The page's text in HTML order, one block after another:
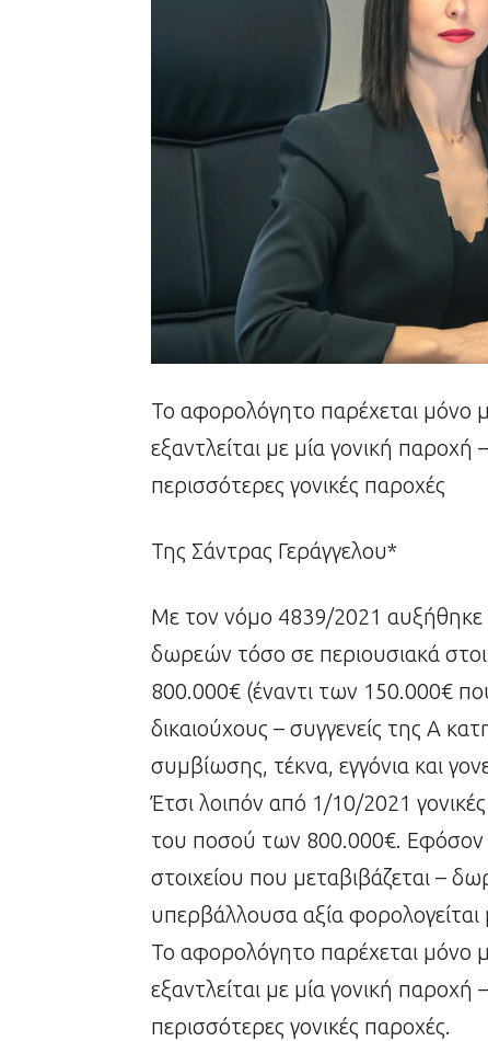
Το αφορολόγητο παρέχεται
εξαντλείται με μία γονική
περισσότερες γονικές παροχές
Της Σάντρας Γεράγγελου*
Με τον νόμο 4839/2021
δωρεών τόσο σε περιουσιακά
800.000€ (έναντι των 150.000€
δικαιούχους – συγγενείς της Α
συμβίωσης, τέκνα, εγγόνια και
Έτσι λοιπόν από 1/10/2021
του ποσού των 800.000€. Εφόσον
στοιχείου που μεταβιβάζεται –
υπερβάλλουσα αξία
Το αφορολόγητο παρέχεται
εξαντλείται με μία γονική
περισσότερες γονικές παροχές.